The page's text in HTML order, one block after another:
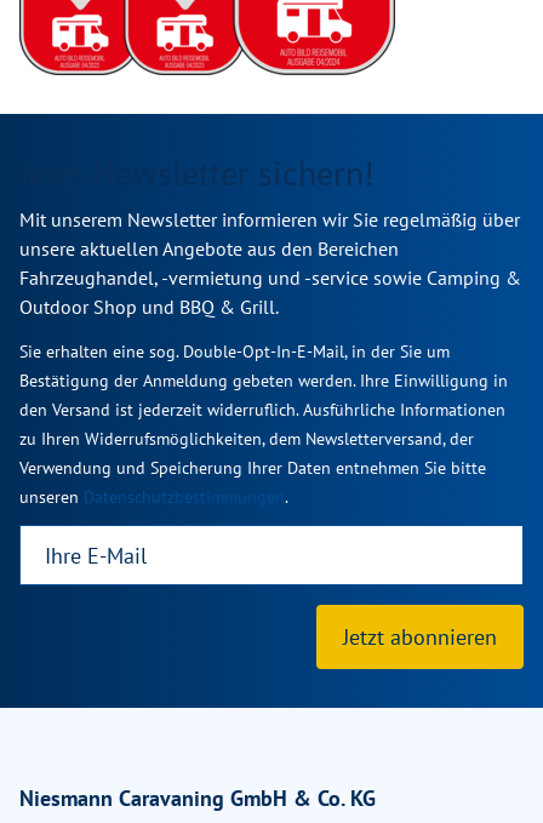
Jetzt Newsletter sichern!
Mit unserem Newsletter informieren wir Sie regelmäßig über
unsere aktuellen Angebote aus den Bereichen
Fahrzeughandel, -vermietung und -service sowie Camping &
Outdoor Shop und BBQ & Grill.
Sie erhalten eine sog. Double-Opt-In-E-Mail, in der Sie um
Bestätigung der Anmeldung gebeten werden. Ihre Einwilligung in
den Versand ist jederzeit widerruflich. Ausführliche Informationen
zu Ihren Widerrufsmöglichkeiten, dem Newsletterversand, der
Verwendung und Speicherung Ihrer Daten entnehmen Sie bitte
unseren Datenschutzbestimmungen.
Jetzt abonnieren
Niesmann Caravaning GmbH & Co. KG